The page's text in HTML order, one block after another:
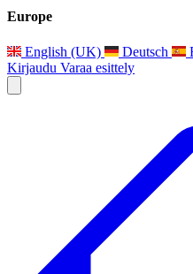
Europe
English (UK) Deutsch
Kirjaudu Varaa esittely